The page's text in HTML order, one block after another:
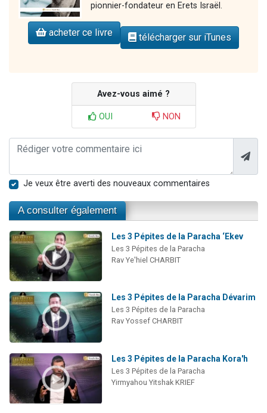
pionnier-fondateur en Erets Israël.
acheter ce livre télécharger sur iTunes
Avez-vous aimé ?
OUI NON
Je veux être averti des nouveaux commentaires
A consulter également
Les 3 Pépites de la Paracha ‘Ekev
Les 3 Pépites de la Paracha
Rav Ye'hiel CHARBIT
Les 3 Pépites de la Paracha Dévarim
Les 3 Pépites de la Paracha
Rav Yossef CHARBIT
Les 3 Pépites de la Paracha Kora'h
Les 3 Pépites de la Paracha
Yirmyahou Yitshak KRIEF